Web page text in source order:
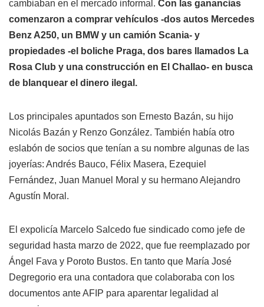
cambiaban en el mercado informal. Con las ganancias
comenzaron a comprar vehículos -dos autos Mercedes
Benz A250, un BMW y un camión Scania- y
propiedades -el boliche Praga, dos bares llamados La
Rosa Club y una construcción en El Challao- en busca
de blanquear el dinero ilegal.
Los principales apuntados son Ernesto Bazán, su hijo
Nicolás Bazán y Renzo González. También había otro
eslabón de socios que tenían a su nombre algunas de las
joyerías: Andrés Bauco, Félix Masera, Ezequiel
Fernández, Juan Manuel Moral y su hermano Alejandro
Agustín Moral.
El expolicía Marcelo Salcedo fue sindicado como jefe de
seguridad hasta marzo de 2022, que fue reemplazado por
Ángel Fava y Poroto Bustos. En tanto que María José
Degregorio era una contadora que colaboraba con los
documentos ante AFIP para aparentar legalidad al